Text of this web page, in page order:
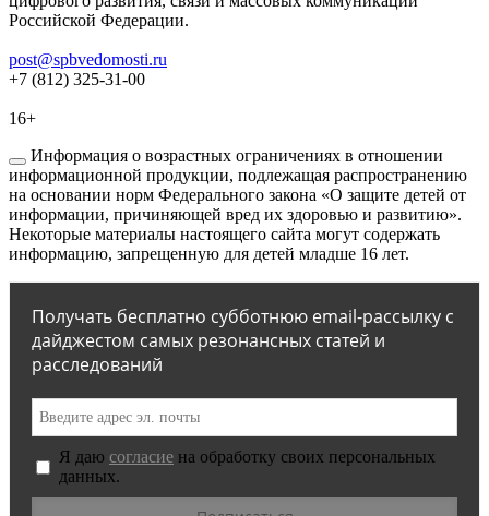
Российской Федерации.
post@spbvedomosti.ru
+7 (812) 325-31-00
16+
Информация о возрастных ограничениях в отношении
информационной продукции, подлежащая распространению
на основании норм Федерального закона «О защите детей от
информации, причиняющей вред их здоровью и развитию».
Некоторые материалы настоящего сайта могут содержать
информацию, запрещенную для детей младше 16 лет.
Получать бесплатно субботнюю email-рассылку с
дайджестом самых резонансных статей и
расследований
Я даю согласие на обработку своих персональных
данных.